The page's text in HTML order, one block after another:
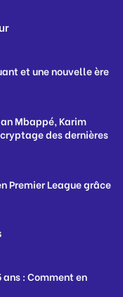
et une nouvelle ère
Mbappé, Karim
des dernières
Premier League grâce
ans : Comment en